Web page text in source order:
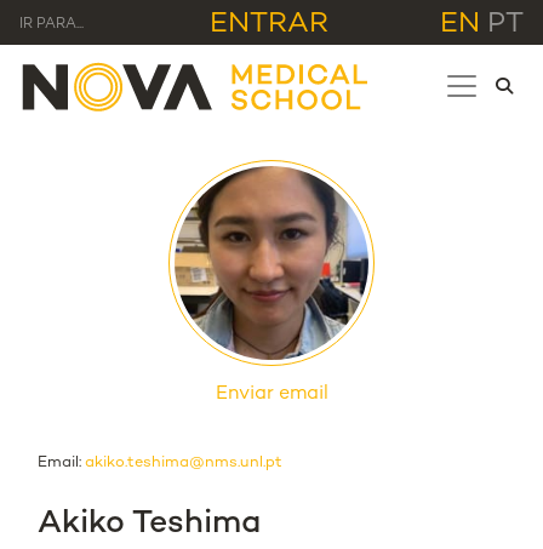
IR PARA... ENTRAR EN PT
Enviar email
Email: akiko.teshima@nms.unl.pt
Akiko Teshima